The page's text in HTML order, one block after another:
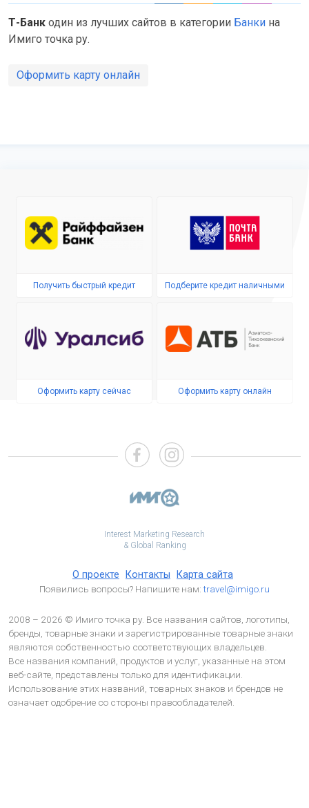
Т-Банк один из лучших сайтов в категории Банки на
Имиго точка ру.
Оформить карту онлайн
Получить быстрый кредит Подберите кредит наличными
Оформить карту сейчас Оформить карту онлайн
Interest Marketing Research
& Global Ranking
О проекте Контакты Карта сайта
Появились вопросы? Напишите нам:travel@imigo.ru
2008 – 2026 © Имиго точка ру. Все названия сайтов, логотипы,
бренды, товарные знаки и зарегистрированные товарные знаки
являются собственностью соответствующих владельцев.
Все названия компаний, продуктов и услуг, указанные на этом
веб-сайте, представлены только для идентификации.
Использование этих названий, товарных знаков и брендов не
означает одобрение со стороны правообладателей.